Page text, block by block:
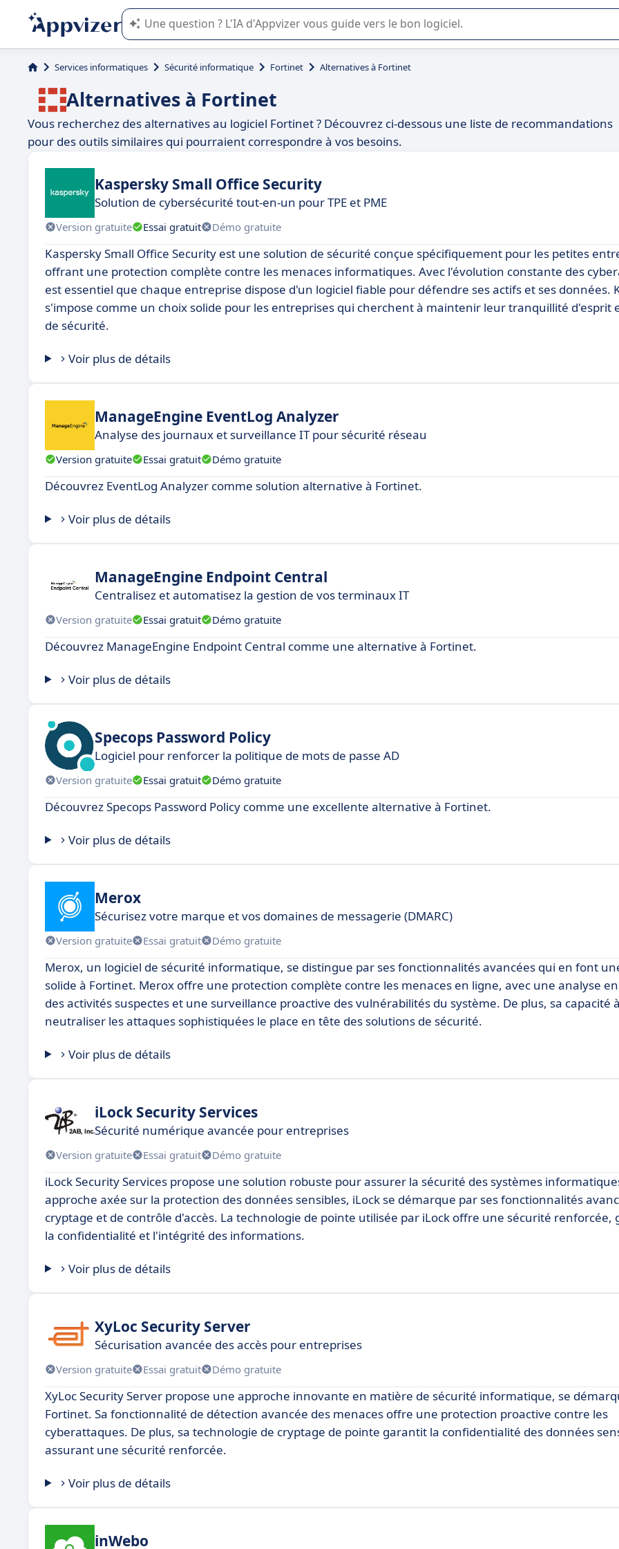
L'IA de Appvizer vous guide dans l'utilisation ou la sélection de logiciel SaaS en entreprise.
Services informatiques Sécurité informatique Fortinet Alternatives à Fortinet
Alternatives à Fortinet
Vous recherchez des alternatives au logiciel Fortinet ? Découvrez ci-dessous une liste de recommandations
pour des outils similaires qui pourraient correspondre à vos besoins.
Kaspersky Small Office Security
Solution de cybersécurité tout-en-un pour TPE et PME
Version gratuite Essai gratuit Démo gratuite
Kaspersky Small Office Security est une solution de sécurité conçue spécifiquement pour les petites
offrant une protection complète contre les menaces informatiques. Avec l'évolution constante des
est essentiel que chaque entreprise dispose d'un logiciel fiable pour défendre ses actifs et ses données.
s'impose comme un choix solide pour les entreprises qui cherchent à maintenir leur tranquillité d'esprit
de sécurité.
Voir plus de détails
ManageEngine EventLog Analyzer
Analyse des journaux et surveillance IT pour sécurité réseau
Version gratuite Essai gratuit Démo gratuite
Découvrez EventLog Analyzer comme solution alternative à Fortinet.
Voir plus de détails
ManageEngine Endpoint Central
Centralisez et automatisez la gestion de vos terminaux IT
Version gratuite Essai gratuit Démo gratuite
Découvrez ManageEngine Endpoint Central comme une alternative à Fortinet.
Voir plus de détails
Specops Password Policy
Logiciel pour renforcer la politique de mots de passe AD
Version gratuite Essai gratuit Démo gratuite
Découvrez Specops Password Policy comme une excellente alternative à Fortinet.
Voir plus de détails
Merox
Sécurisez votre marque et vos domaines de messagerie (DMARC)
Version gratuite Essai gratuit Démo gratuite
Merox, un logiciel de sécurité informatique, se distingue par ses fonctionnalités avancées qui en font
solide à Fortinet. Merox offre une protection complète contre les menaces en ligne, avec une analyse
des activités suspectes et une surveillance proactive des vulnérabilités du système. De plus, sa capacité
neutraliser les attaques sophistiquées le place en tête des solutions de sécurité.
Voir plus de détails
iLock Security Services
Sécurité numérique avancée pour entreprises
Version gratuite Essai gratuit Démo gratuite
iLock Security Services propose une solution robuste pour assurer la sécurité des systèmes
approche axée sur la protection des données sensibles, iLock se démarque par ses fonctionnalités
cryptage et de contrôle d'accès. La technologie de pointe utilisée par iLock offre une sécurité renforcée,
la confidentialité et l'intégrité des informations.
Voir plus de détails
XyLoc Security Server
Sécurisation avancée des accès pour entreprises
Version gratuite Essai gratuit Démo gratuite
XyLoc Security Server propose une approche innovante en matière de sécurité informatique, se
Fortinet. Sa fonctionnalité de détection avancée des menaces offre une protection proactive contre les
cyberattaques. De plus, sa technologie de cryptage de pointe garantit la confidentialité des données
assurant une sécurité renforcée.
Voir plus de détails
inWebo